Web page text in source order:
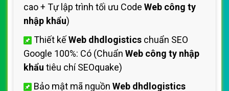
cao + Tự lập trình tối ưu Code Web công ty
nhập khẩu)
Thiết kếWeb dhdlogistics chuẩn SEO
Google 100%: Có (Chuẩn Web công ty nhập
khẩu tiêu chí SEOquake)
Bảo mật mã nguồn Web dhdlogistics